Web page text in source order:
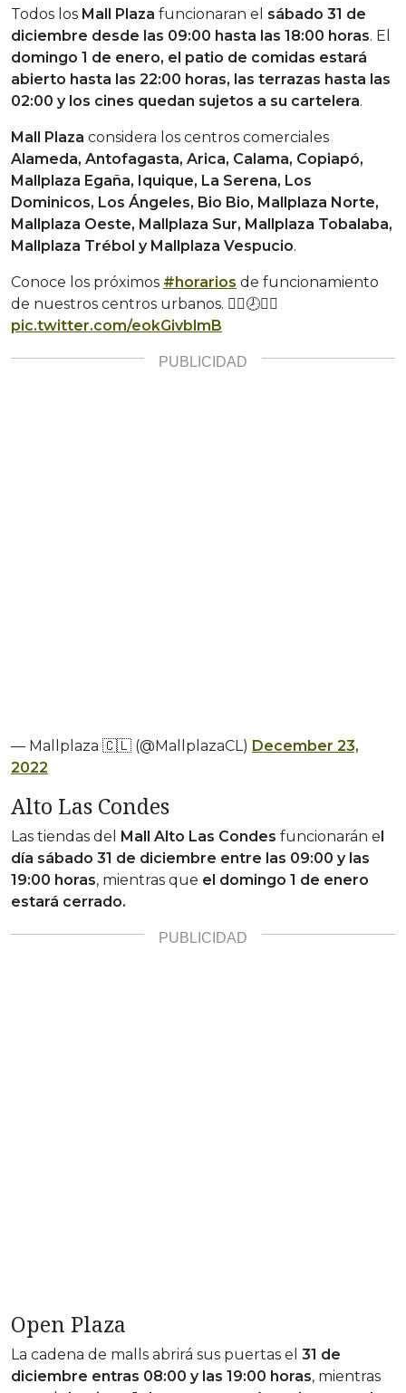
Todos los Mall Plaza funcionaran el sábado 31 de
diciembre desde las 09:00 hasta las 18:00 horas. El
domingo 1 de enero, el patio de comidas estará
abierto hasta las 22:00 horas, las terrazas hasta las
02:00 y los cines quedan sujetos a su cartelera.
Mall Plaza considera los centros comerciales
Alameda, Antofagasta, Arica, Calama, Copiapó,
Mallplaza Egaña, Iquique, La Serena, Los
Dominicos, Los Ángeles, Bio Bio, Mallplaza Norte,
Mallplaza Oeste, Mallplaza Sur, Mallplaza Tobalaba,
Mallplaza Trébol y Mallplaza Vespucio.
Conoce los próximos #horarios de funcionamiento
de nuestros centros urbanos. 👇🏼🕗🎅🏼
pic.twitter.com/eokGivblmB
— Mallplaza 🇨🇱 (@MallplazaCL) December 23,
2022
Alto Las Condes
Las tiendas del Mall Alto Las Condes funcionarán e
día sábado 31 de diciembre entre las 09:00 y las
19:00 horas, mientras que el domingo 1 de enero
estará cerrado.
Open Plaza
La cadena de malls abrirá sus puertas el 31 de
diciembre entras 08:00 y las 19:00 horas, mientras